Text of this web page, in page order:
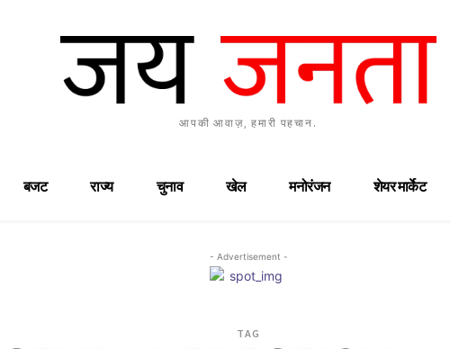
आपकी आवाज़, हमारी पहचान.
बजट राज्य चुनाव खेल मनोरंजन शेयर मार्केट
- Advertisement -
TAG